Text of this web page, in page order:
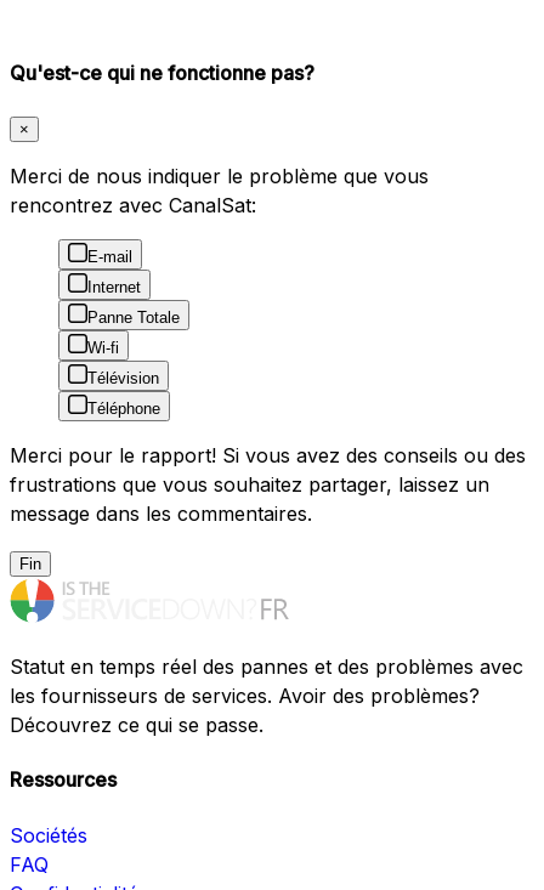
Qu'est-ce qui ne fonctionne pas?
×
Merci de nous indiquer le problème que vous
rencontrez avec CanalSat:
E-mail
Internet
Panne Totale
Wi-fi
Télévision
Téléphone
Merci pour le rapport! Si vous avez des conseils ou des
frustrations que vous souhaitez partager, laissez un
message dans les commentaires.
Fin
Statut en temps réel des pannes et des problèmes avec
les fournisseurs de services. Avoir des problèmes?
Découvrez ce qui se passe.
Ressources
Sociétés
FAQ